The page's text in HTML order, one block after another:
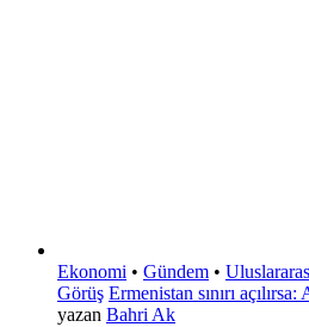
Ekonomi • Gündem •
Görüş Ermenistan sınırı
yazan Bahri Ak